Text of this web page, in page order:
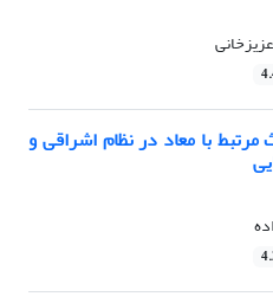
با معاد در نظام اشراقی و